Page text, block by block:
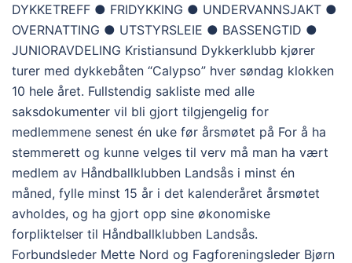
DYKKETREFF ● FRIDYKKING ● UNDERVANNSJAKT ●
OVERNATTING ● UTSTYRSLEIE ● BASSENGTID ●
JUNIORAVDELING Kristiansund Dykkerklubb kjører
turer med dykkebåten “Calypso” hver søndag klokken
10 hele året. Fullstendig sakliste med alle
saksdokumenter vil bli gjort tilgjengelig for
medlemmene senest én uke før årsmøtet på For å ha
stemmerett og kunne velges til verv må man ha vært
medlem av Håndballklubben Landsås i minst én
måned, fylle minst 15 år i det kalenderåret årsmøtet
avholdes, og ha gjort opp sine økonomiske
forpliktelser til Håndballklubben Landsås.
Forbundsleder Mette Nord og Fagforeningsleder Bjørn